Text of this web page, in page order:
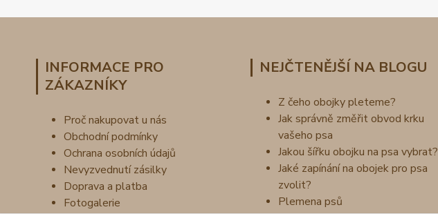
INFORMACE PRO
ZÁKAZNÍKY
Proč nakupovat u nás
Obchodní podmínky
Ochrana osobních údajů
Nevyzvednutí zásilky
Doprava a platba
Fotogalerie
NEJČTENĚJŠÍ NA BLOGU
Z čeho obojky pleteme?
Jak správně změřit obvod krku
vašeho psa
Jakou šířku obojku na psa vybrat?
Jaké zapínání na obojek pro psa
zvolit?
Plemena psů